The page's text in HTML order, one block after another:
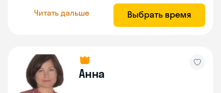
Читать дальше Выбрать время
Анна